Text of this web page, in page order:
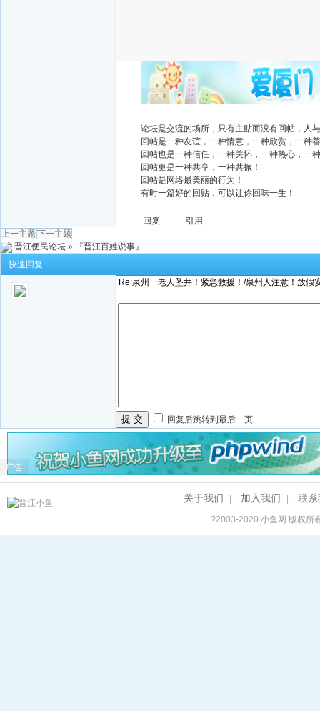
广告
论坛是交流的场所，只有主贴而没有回帖，人
回帖是一种友谊，一种情意，一种欣赏，一种
回帖也是一种信任，一种关怀，一种热心，一
回帖更是一种共享，一种共振！
回帖是网络最美丽的行为！
有时一篇好的回贴，可以让你回味一生！
回复
引用
上一主题 下一主题
晋江便民论坛 »
『晋江百姓说事』
快速回复
提 交 回复后跳转到最后一页
广告
关于我们 加入我们 联系
?2003-2020小鱼网 版权所